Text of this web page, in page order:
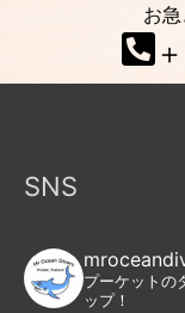
お
SNS
プーケットの
ップ！